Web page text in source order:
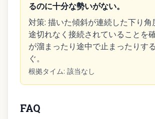
るのに十分な勢いがない。
対策: 描いた傾斜が連続した下り角
途切れなく接続されていることを
が溜まったり途中で止まったりす
ぐ。
根拠タイム: 該当なし
FAQ